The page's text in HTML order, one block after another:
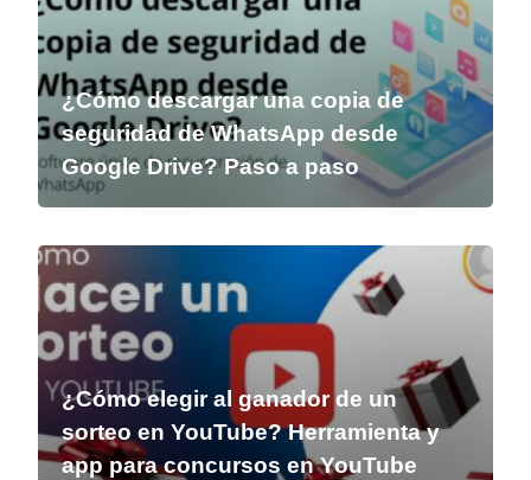
¿Cómo descargar una copia de
seguridad de WhatsApp desde
Google Drive? Paso a paso
¿Cómo elegir al ganador de un
sorteo en YouTube? Herramienta y
app para concursos en YouTube